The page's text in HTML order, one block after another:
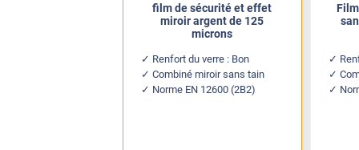
film de sécurité et effet
miroir argent de 125
microns
Renfort du verre : Bon
Combiné miroir sans tain
Norme EN 12600 (2B2)